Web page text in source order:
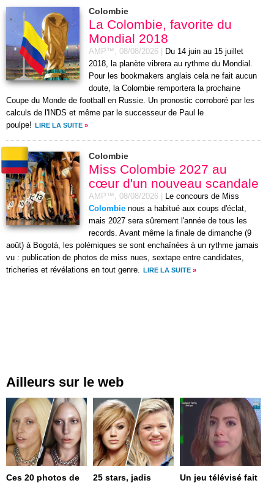
Colombie
La Colombie, favorite du
Mondial 2018
AMP™, 08/08/2026
Du 14 juin au 15 juillet
2018, la planète vibrera au rythme du Mondial.
Pour les bookmakers anglais cela ne fait aucun
doute, la Colombie remportera la prochaine
Coupe du Monde de football en Russie. Un pronostic corroboré par les
calculs de l'INDS et même par le successeur de Paul le
poulpe!
LIRE LA SUITE »
Colombie
Miss Colombie 2027 au
cœur d'un nouveau scandale
AMP™, 08/08/2026
Le concours de Miss
Colombie nous a habitué aux coups d'éclat,
mais 2027 sera sûrement l'année de tous les
records. Avant même la finale de dimanche (9
août) à Bogotá, les polémiques se sont enchaînées à un rythme jamais
vu : publication de photos de miss nues, sextape entre candidates,
tricheries et révélations en tout genre.
LIRE LA SUITE »
Ailleurs sur le web
Ces 20 photos de
25 stars, jadis
Un jeu télévisé fait